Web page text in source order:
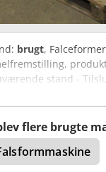
brugt,
stand -
med lamel-/
flere brugte